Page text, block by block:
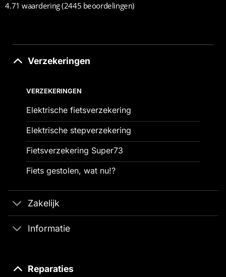
4.71 waardering(2445 beoordelingen)
Verzekeringen
VERZEKERINGEN
Elektrische fietsverzekering
Elektrische stepverzekering
Fietsverzekering Super73
Fiets gestolen, wat nu!?
Zakelijk
Informatie
Reparaties